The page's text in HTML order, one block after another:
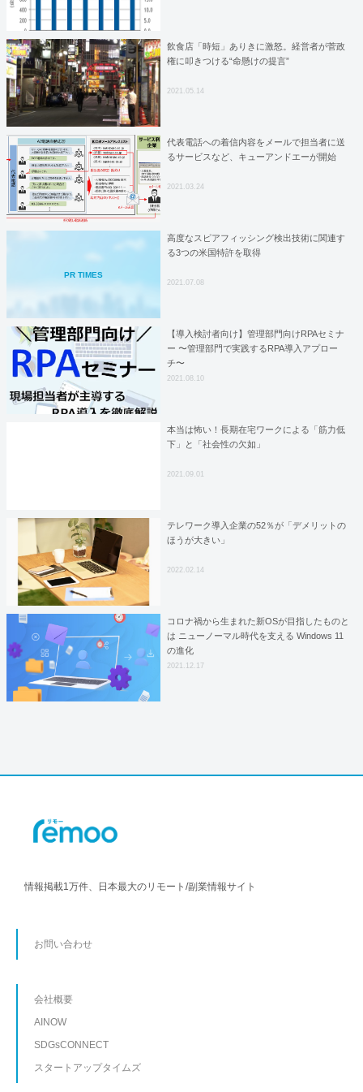
飲食店「時短」ありきに激怒。経営者が菅政
権に叩きつける“命懸けの提言”
2021.05.14
代表電話への着信内容をメールで担当者に送
るサービスなど、キューアンドエーが開始
2021.03.24
PR TIMES
高度なスピアフィッシング検出技術に関連す
る3つの米国特許を取得
2021.07.08
【導入検討者向け】管理部門向けRPAセミナ
ー 〜管理部門で実践するRPA導入アプロー
チ〜
2021.08.10
本当は怖い！長期在宅ワークによる「筋力低
下」と「社会性の欠如」
2021.09.01
テレワーク導入企業の52％が「デメリットの
ほうが大きい」
2022.02.14
コロナ禍から生まれた新OSが目指したものと
は ニューノーマル時代を支える Windows 11
の進化
2021.12.17
情報掲載1万件、日本最大のリモート/副業情報サイト
お問い合わせ
会社概要
AINOW
SDGsCONNECT
スタートアップタイムズ